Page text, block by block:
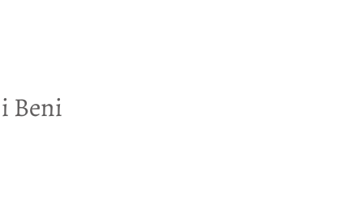
Beni